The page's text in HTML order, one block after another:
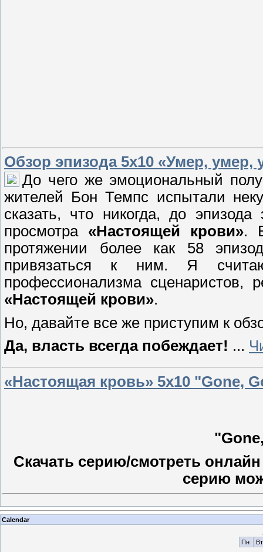
Обзор эпизода 5х10 «Умер, умер,
До чего же эмоциональный
жителей Бон Темпс испытали
сказать, что никогда, до
просмотра «Настоящей крови».
протяжении более как 58
привязаться к ним. Я считаю
профессионализма сценаристов,
«Настоящей крови».
Но, давайте все же приступим к
Да, власть всегда побеждает! ...
«Настоящая кровь» 5х10 "Gone,
Скачать серию/смотреть
серию
Calendar
Пн
Вт